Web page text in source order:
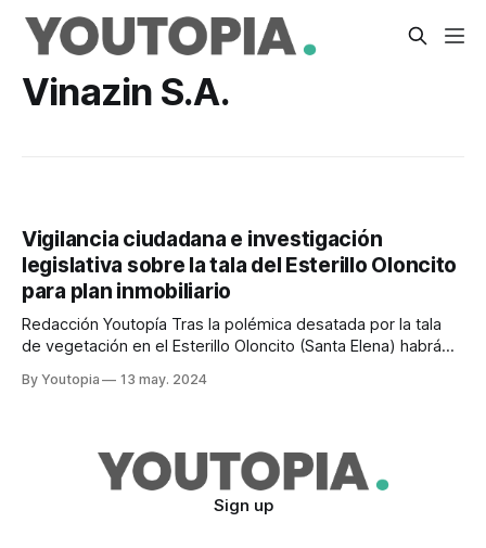
Vinazin S.A.
Vigilancia ciudadana e investigación
legislativa sobre la tala del Esterillo Oloncito
para plan inmobiliario
Redacción Youtopía Tras la polémica desatada por la tala
de vegetación en el Esterillo Oloncito (Santa Elena) habrá
organizaciones ambientales y la comunidad seguiremos
especialmente sensibles, como el manglar,
By Youtopia 13 may. 2024
Sign up